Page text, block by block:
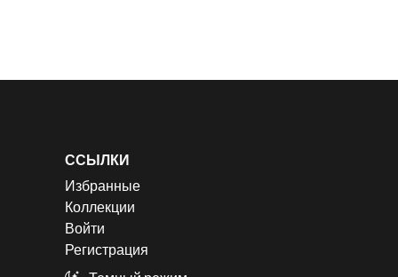
ССЫЛКИ
Избранные
Коллекции
Войти
Регистрация